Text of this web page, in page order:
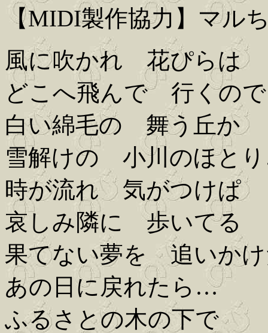
【MIDI製作協力】マル
風に吹かれ 花ぴらは
どこへ飛んで 行くの
白い綿毛の 舞う丘か
雪解けの 小川のほと
時が流れ 気がつけぱ
哀しみ隣に 歩いてる
果てない夢を 追いか
あの日に戻れたら…
ふるさとの木の下で